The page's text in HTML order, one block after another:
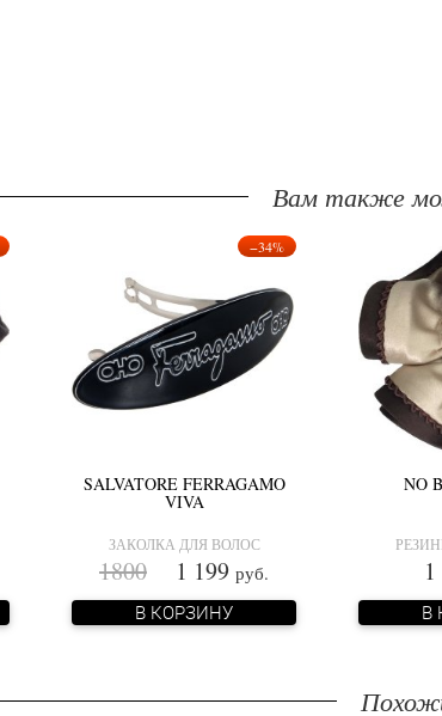
Вам также
−34%
SALVATORE FERRAGAMO
VIVA
ЗАКОЛКА ДЛЯ ВОЛОС
1800 1 199 руб.
В КОРЗИНУ
NO
В